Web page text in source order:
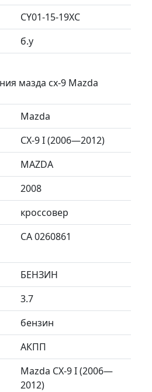
CY01-15-19XC
б.у
мазда сх-9 Mazda
Mazda
CX-9 I (2006—2012)
MAZDA
2008
кроссовер
CA 0260861
БЕНЗИН
3.7
бензин
АКПП
Mazda CX-9 I (2006—
2012)